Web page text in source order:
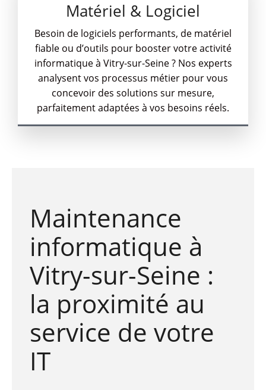
Matériel & Logiciel
Besoin de logiciels performants, de matériel
fiable ou d’outils pour booster votre activité
informatique à Vitry-sur-Seine ? Nos experts
analysent vos processus métier pour vous
concevoir des solutions sur mesure,
parfaitement adaptées à vos besoins réels.
Maintenance
informatique à
Vitry-sur-Seine :
la proximité au
service de votre
IT